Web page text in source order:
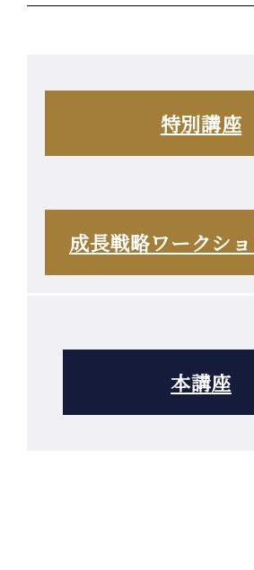
特別講座
成長戦略ワークシ
本講座